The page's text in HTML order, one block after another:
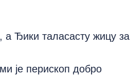
а Ђики таласасту жицу за
је перископ добро